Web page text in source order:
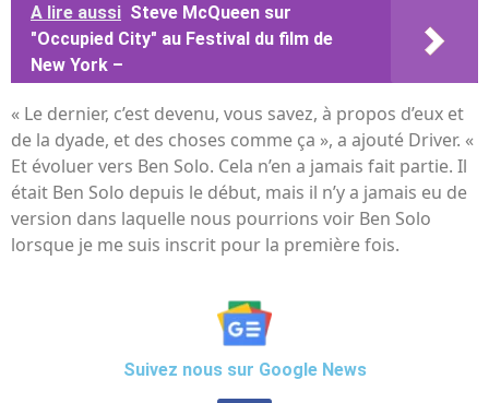
A lire aussi Steve McQueen sur
"Occupied City" au Festival du film de
New York –
« Le dernier, c’est devenu, vous savez, à propos d’eux et
de la dyade, et des choses comme ça », a ajouté Driver. «
Et évoluer vers Ben Solo. Cela n’en a jamais fait partie. Il
était Ben Solo depuis le début, mais il n’y a jamais eu de
version dans laquelle nous pourrions voir Ben Solo
lorsque je me suis inscrit pour la première fois.
Suivez nous sur Google News